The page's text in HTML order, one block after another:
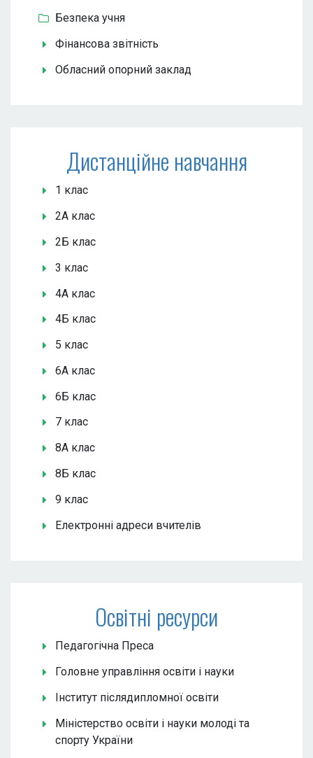
Безпека учня
Фінансова звітність
Обласний опорний заклад
Дистанційне навчання
1 клас
2А клас
2Б клас
3 клас
4А клас
4Б клас
5 клас
6А клас
6Б клас
7 клас
8А клас
8Б клас
9 клас
Електронні адреси вчителів
Освітні ресурси
Педагогічна Преса
Головне управління освіти і науки
Інститут післядипломної освіти
Міністерство освіти і науки молоді та
спорту України